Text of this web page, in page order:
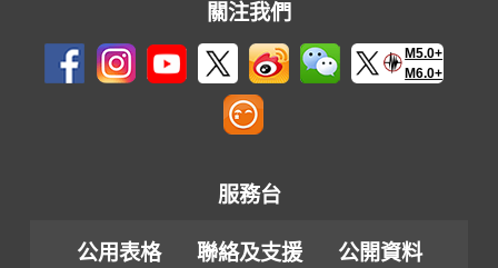
關注我們
M5.0+
M6.0+
服務台
公用表格 聯絡及支援
公開資料